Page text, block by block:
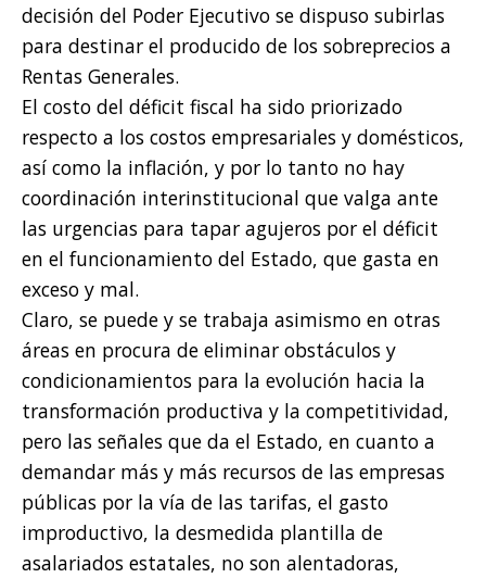
decisión del Poder Ejecutivo se dispuso subirlas
para destinar el producido de los sobreprecios a
Rentas Generales.
El costo del déficit fiscal ha sido priorizado
respecto a los costos empresariales y domésticos,
así como la inflación, y por lo tanto no hay
coordinación interinstitucional que valga ante
las urgencias para tapar agujeros por el déficit
en el funcionamiento del Estado, que gasta en
exceso y mal.
Claro, se puede y se trabaja asimismo en otras
áreas en procura de eliminar obstáculos y
condicionamientos para la evolución hacia la
transformación productiva y la competitividad,
pero las señales que da el Estado, en cuanto a
demandar más y más recursos de las empresas
públicas por la vía de las tarifas, el gasto
improductivo, la desmedida plantilla de
asalariados estatales, no son alentadoras,